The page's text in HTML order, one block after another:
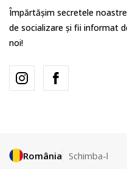
Împărtășim secretele
de socializare și fii informat
noi!
România Schimba-l